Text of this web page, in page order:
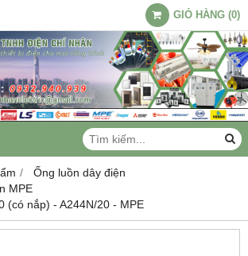
GIỎ HÀNG (0)
Ống luồn dây điện
MPE
(có nắp) - A244N/20 - MPE